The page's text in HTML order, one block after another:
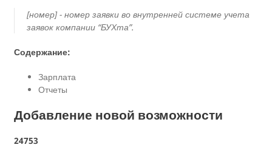
[номер] - номер заявки во внутренней системе учета
заявок компании “БУХта”.
Содержание:
Зарплата
Отчеты
Добавление новой возможности
24753